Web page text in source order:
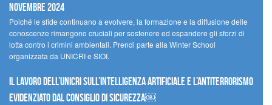
novembre 2024
Poiché le sfide continuano a evolvere, la formazione e la diffusione delle
conoscenze rimangono cruciali per sostenere ed espandere gli sforzi di
lotta contro i crimini ambientali. Prendi parte alla Winter School
organizzata da UNICRI e SIOI.
Il lavoro dell’UNICRI sull’intelligenza artificiale e l’antiterrorismo
evidenziato dal Consiglio di Sicurezza￼